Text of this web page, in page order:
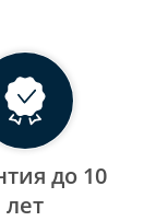
до 10
лет